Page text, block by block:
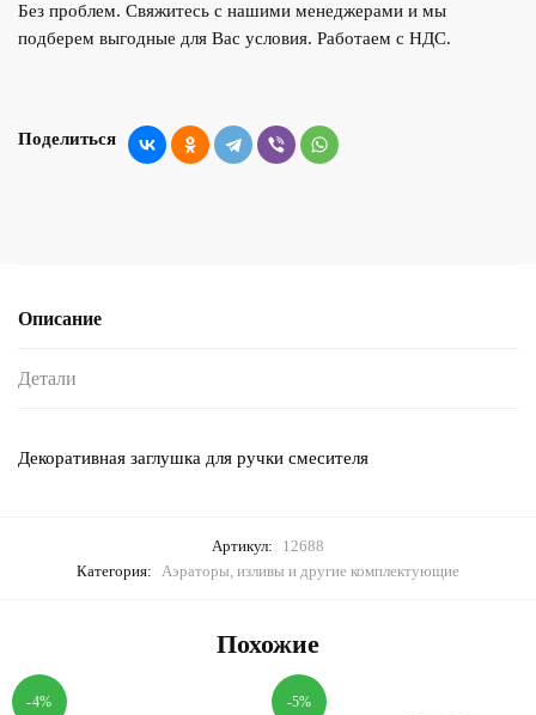
Без проблем. Свяжитесь с нашими менеджерами и мы
подберем выгодные для Вас условия. Работаем с НДС.
Поделиться
Описание
Детали
Декоративная заглушка для ручки смесителя
Артикул:
12688
Категория:
Аэраторы, изливы и другие комплектующие
Похожие
-4% -5%